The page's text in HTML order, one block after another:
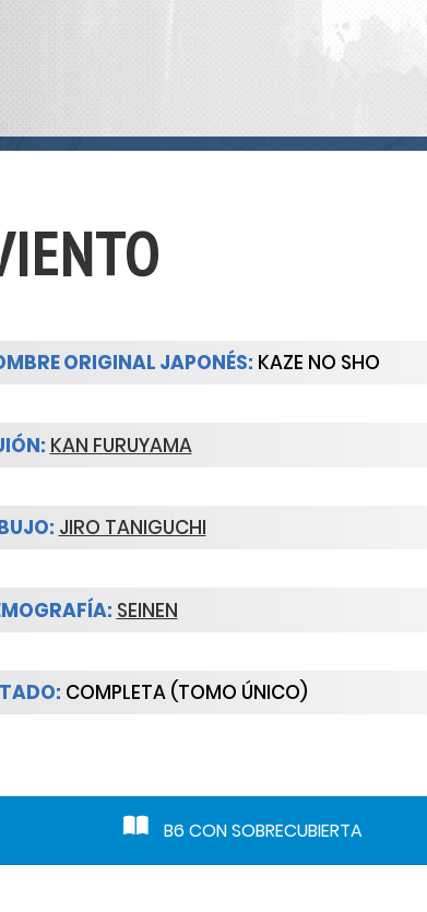
ORIGINAL JAPONÉS: KAZE NO SHO
KAN FURUYAMA
JIRO TANIGUCHI
SEINEN
COMPLETA (TOMO ÚNICO)
B6 CON SOBRECUBIERTA